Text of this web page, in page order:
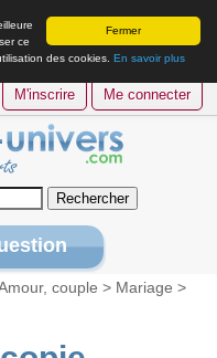
Fermer
ce
des cookies. En savoir plus
M'inscrire Me connecter
couple > Mariage >